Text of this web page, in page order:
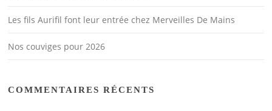
Les fils Aurifil font leur entrée chez Merveilles De Mains
Nos couviges pour 2026
COMMENTAIRES RÉCENTS